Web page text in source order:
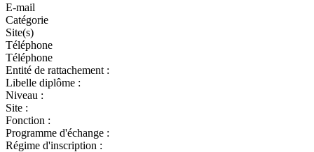
E-mail
Catégorie
Site(s)
Téléphone
Téléphone
Entité de rattachement :
Libelle diplôme :
Niveau :
Site :
Fonction :
Programme d'échange :
Régime d'inscription :